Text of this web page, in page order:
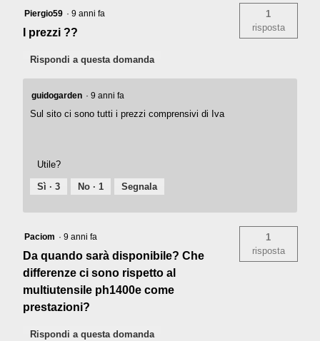
Piergio59 · 9 anni fa
I prezzi ??
1
risposta
Rispondi a questa domanda
guidogarden · 9 anni fa
Sul sito ci sono tutti i prezzi comprensivi di Iva
Utile?
Sì ·3 No ·1 Segnala
Paciom · 9 anni fa
Da quando sarà disponibile? Che
differenze ci sono rispetto al
multiutensile ph1400e come
prestazioni?
1
risposta
Rispondi a questa domanda